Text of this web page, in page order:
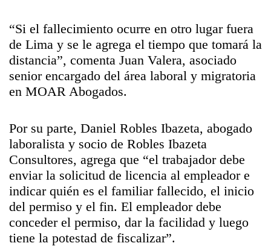
“Si el fallecimiento ocurre en otro lugar fuera
de Lima y se le agrega el tiempo que tomará la
distancia”, comenta Juan Valera, asociado
senior encargado del área laboral y migratoria
en MOAR Abogados.
Por su parte, Daniel Robles Ibazeta, abogado
laboralista y socio de Robles Ibazeta
Consultores, agrega que “el trabajador debe
enviar la solicitud de licencia al empleador e
indicar quién es el familiar fallecido, el inicio
del permiso y el fin. El empleador debe
conceder el permiso, dar la facilidad y luego
tiene la potestad de fiscalizar”.